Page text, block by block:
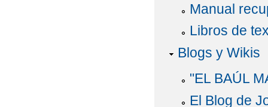
Manual
Libros de
Blogs y Wikis
"EL BAÚL
El Blog de